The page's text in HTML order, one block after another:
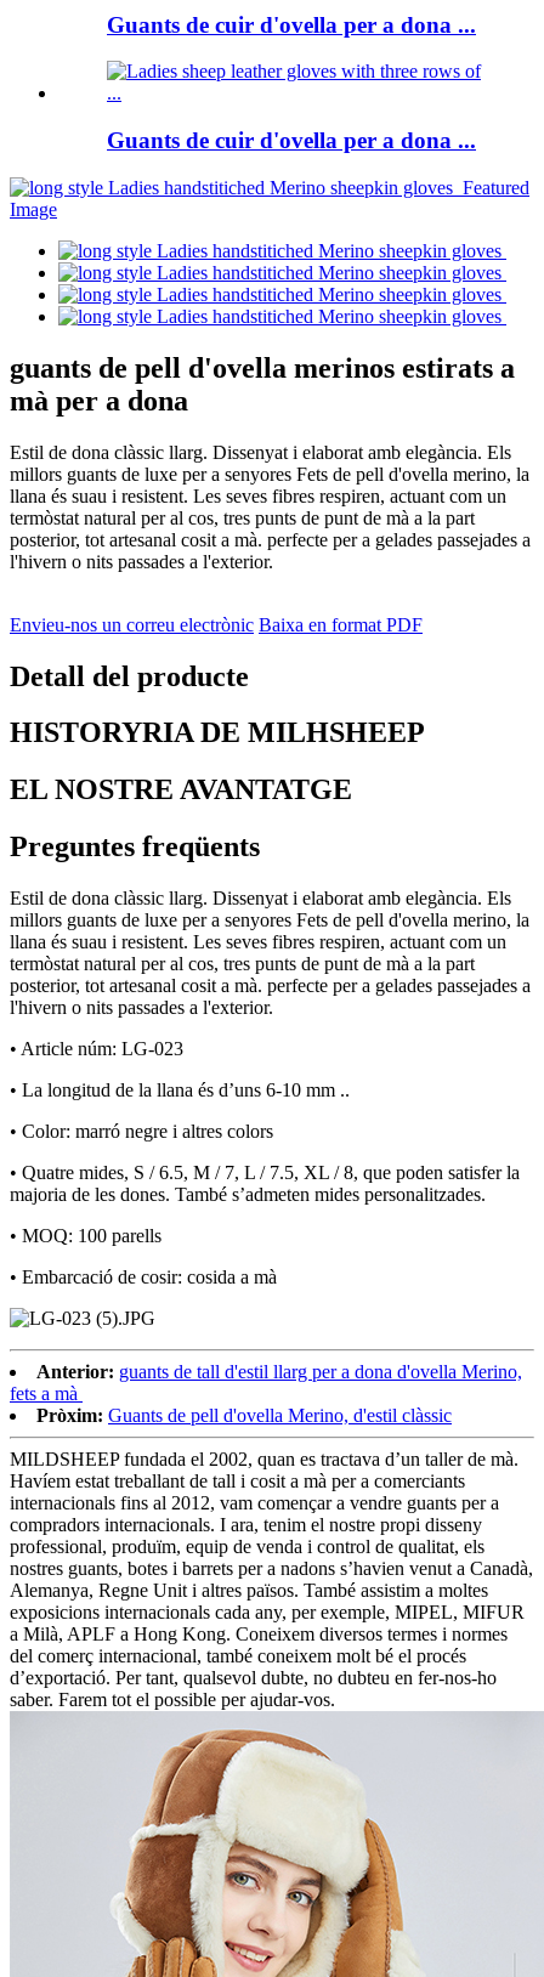
Guants de cuir d'ovella per a dona ...
Guants de cuir d'ovella per a dona ...
guants de pell d'ovella merinos estirats a
mà per a dona
Estil de dona clàssic llarg. Dissenyat i elaborat amb elegància. Els
millors guants de luxe per a senyores Fets de pell d'ovella merino, la
llana és suau i resistent. Les seves fibres respiren, actuant com un
termòstat natural per al cos, tres punts de punt de mà a la part
posterior, tot artesanal cosit a mà. perfecte per a gelades passejades a
l'hivern o nits passades a l'exterior.
Envieu-nos un correu electrònic Baixa en format PDF
Detall del producte
HISTORYRIA DE MILHSHEEP
EL NOSTRE AVANTATGE
Preguntes freqüents
Estil de dona clàssic llarg. Dissenyat i elaborat amb elegància. Els
millors guants de luxe per a senyores Fets de pell d'ovella merino, la
llana és suau i resistent. Les seves fibres respiren, actuant com un
termòstat natural per al cos, tres punts de punt de mà a la part
posterior, tot artesanal cosit a mà. perfecte per a gelades passejades a
l'hivern o nits passades a l'exterior.
• Article núm: LG-023
• La longitud de la llana és d’uns 6-10 mm ..
• Color: marró negre i altres colors
• Quatre mides, S / 6.5, M / 7, L / 7.5, XL / 8, que poden satisfer la
majoria de les dones. També s’admeten mides personalitzades.
• MOQ: 100 parells
• Embarcació de cosir: cosida a mà
Anterior: guants de tall d'estil llarg per a dona d'ovella Merino,
fets a mà
Pròxim: Guants de pell d'ovella Merino, d'estil clàssic
MILDSHEEP fundada el 2002, quan es tractava d’un taller de mà.
Havíem estat treballant de tall i cosit a mà per a comerciants
internacionals fins al 2012, vam començar a vendre guants per a
compradors internacionals. I ara, tenim el nostre propi disseny
professional, produïm, equip de venda i control de qualitat, els
nostres guants, botes i barrets per a nadons s’havien venut a Canadà,
Alemanya, Regne Unit i altres països. També assistim a moltes
exposicions internacionals cada any, per exemple, MIPEL, MIFUR
a Milà, APLF a Hong Kong. Coneixem diversos termes i normes
del comerç internacional, també coneixem molt bé el procés
d’exportació. Per tant, qualsevol dubte, no dubteu en fer-nos-ho
saber. Farem tot el possible per ajudar-vos.